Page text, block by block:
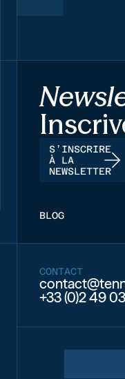
S’INSCRIRE
À LA
NEWSLETTER
BLOG
CONTACT
+33 (0)2 49